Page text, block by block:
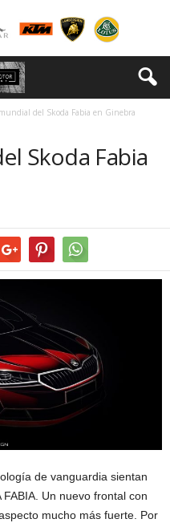
del Skoda Fabia en Ginebra
Skoda Fabia
de vanguardia sientan
Un nuevo frontal con
mucho más fuerte. Por